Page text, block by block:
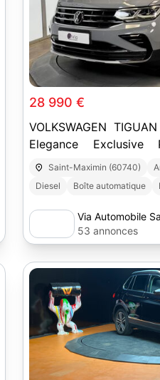
28 990 €
VOLKSWAGEN
Elegance
Volkswagen - Camera
Saint-Maximin (60740)
Diesel
Boîte automatique
Via Automobile
53 annonces